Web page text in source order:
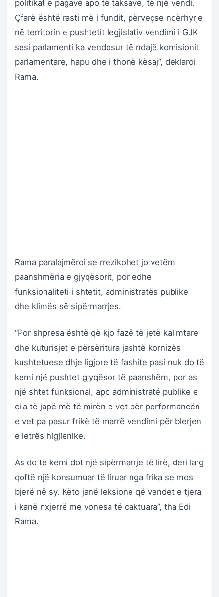
politikat e pagave apo të taksave, të një vendi.
Çfarë është rasti më i fundit, përveçse ndërhyrje
në territorin e pushtetit legjislativ vendimi i GJK
sesi parlamenti ka vendosur të ndajë komisionit
parlamentare, hapu dhe i thonë kësaj”, deklaroi
Rama.
Rama paralajmëroi se rrezikohet jo vetëm
paanshmëria e gjyqësorit, por edhe
funksionaliteti i shtetit, administratës publike
dhe klimës së sipërmarrjes.
“Por shpresa është që kjo fazë të jetë kalimtare
dhe kuturisjet e përsëritura jashtë kornizës
kushtetuese dhje ligjore të fashite pasi nuk do të
kemi një pushtet gjyqësor të paanshëm, por as
një shtet funksional, apo administratë publike e
cila të japë më të mirën e vet për performancën
e vet pa pasur frikë të marrë vendimi për blerjen
e letrës higjienike.
As do të kemi dot një sipërmarrje të lirë, deri larg
qoftë një konsumuar të liruar nga frika se mos
bjerë në sy. Këto janë leksione që vendet e tjera
i kanë nxjerrë me vonesa të caktuara”, tha Edi
Rama.